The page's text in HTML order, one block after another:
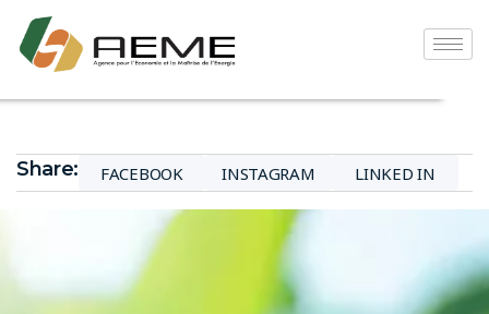
Share: FACEBOOK INSTAGRAM LINKED IN